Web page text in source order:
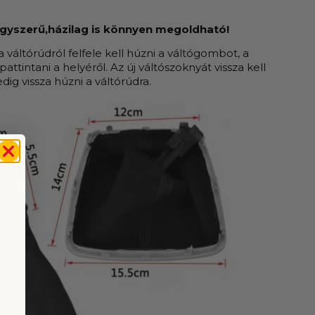
is könnyen megoldható!
váltórúdról felfele kell húzni a váltógombot, a
a helyéről. Az új váltószoknyát vissza kell
vissza húzni a váltórúdra.